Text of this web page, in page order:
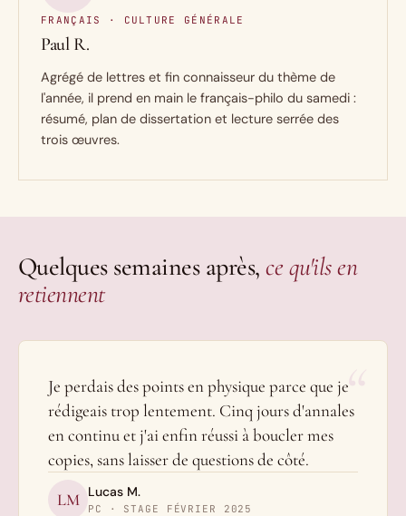
FRANÇAIS · CULTURE GÉNÉRALE
Paul R.
Agrégé de lettres et fin connaisseur du thème de
l'année, il prend en main le français-philo du samedi :
résumé, plan de dissertation et lecture serrée des
trois œuvres.
Quelques semaines après,ce qu'ils en
retiennent
“
Je perdais des points en physique parce que je
rédigeais trop lentement. Cinq jours d'annales
en continu et j'ai enfin réussi à boucler mes
copies, sans laisser de questions de côté.
LM Lucas M.
PC · STAGE FÉVRIER 2025